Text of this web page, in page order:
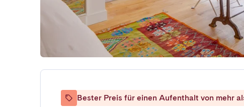
Bester Preis für einen Aufenthalt von mehr